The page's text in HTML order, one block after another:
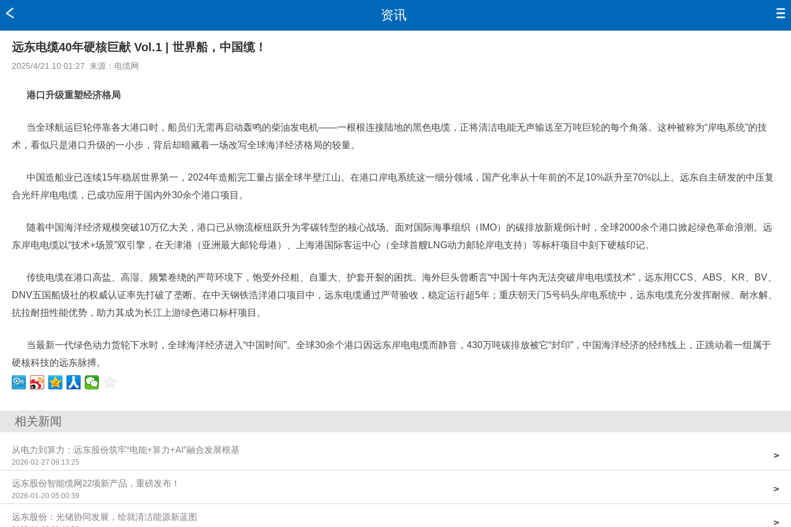
资讯
远东电缆40年硬核巨献 Vol.1 | 世界船，中国缆！
2025/4/21 10:01:27 来源： 电缆网
港口升级重塑经济格局
当全球航运巨轮停靠各大港口时，船员们无需再启动轰鸣的柴油发电机——一根根连接陆地的黑色电缆，正将清洁电能无声输送至万吨巨轮的每个角落。这种被称为“岸电系统”的技
术，看似只是港口升级的一小步，背后却暗藏着一场改写全球海洋经济格局的较量。
中国造船业已连续15年稳居世界第一，2024年造船完工量占据全球半壁江山。在港口岸电系统这一细分领域，国产化率从十年前的不足10%跃升至70%以上。远东自主研发的中压复
合光纤岸电电缆，已成功应用于国内外30余个港口项目。
随着中国海洋经济规模突破10万亿大关，港口已从物流枢纽跃升为零碳转型的核心战场。面对国际海事组织（IMO）的碳排放新规倒计时，全球2000余个港口掀起绿色革命浪潮。远
东岸电电缆以“技术+场景”双引擎，在天津港（亚洲最大邮轮母港）、上海港国际客运中心（全球首艘LNG动力邮轮岸电支持）等标杆项目中刻下硬核印记。
传统电缆在港口高盐、高湿、频繁卷绕的严苛环境下，饱受外径粗、自重大、护套开裂的困扰。海外巨头曾断言“中国十年内无法突破岸电电缆技术”，远东用CCS、ABS、KR、BV、
DNV五国船级社的权威认证率先打破了垄断。在中天钢铁浩洋港口项目中，远东电缆通过严苛验收，稳定运行超5年；重庆朝天门5号码头岸电系统中，远东电缆充分发挥耐候、耐水解、
抗拉耐扭性能优势，助力其成为长江上游绿色港口标杆项目。
当最新一代绿色动力货轮下水时，全球海洋经济进入“中国时间”。全球30余个港口因远东岸电电缆而静音，430万吨碳排放被它“封印”，中国海洋经济的经纬线上，正跳动着一组属于
硬核科技的远东脉搏。
相关新闻
从电力到算力：远东股份筑牢“电能+算力+AI”融合发展根基
2026-02-27 09:13:25
>
远东股份智能缆网22项新产品，重磅发布！
2026-01-20 05:00:39
>
远东股份：光储协同发展，绘就清洁能源新蓝图
>